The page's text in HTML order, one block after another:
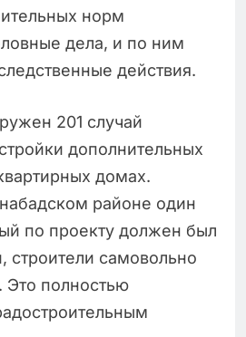
норм
дела, и по ним
действия.
201 случай
дополнительных
домах.
районе один
по проекту должен был
строители самовольно
Это полностью